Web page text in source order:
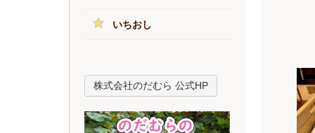
いちおし
株式会社のだむら 公式HP